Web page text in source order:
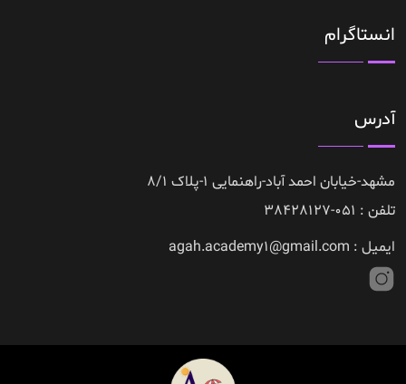
انستاگرام
آدرس
مشهد-خیابان احمد آباد-راهنمایی 1-پلاک 8/1
تلفن : 051-38428127
ایمیل : agah.academy1@gmail.com